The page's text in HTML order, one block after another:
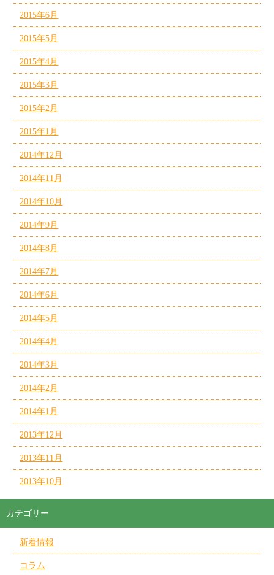
2015年6月
2015年5月
2015年4月
2015年3月
2015年2月
2015年1月
2014年12月
2014年11月
2014年10月
2014年9月
2014年8月
2014年7月
2014年6月
2014年5月
2014年4月
2014年3月
2014年2月
2014年1月
2013年12月
2013年11月
2013年10月
カテゴリー
新着情報
コラム